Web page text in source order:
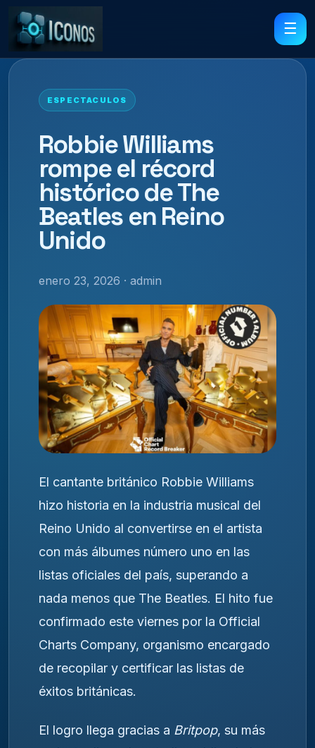
☰
ESPECTACULOS
Robbie Williams
rompe el récord
histórico de The
Beatles en Reino
Unido
enero 23, 2026 · admin
El cantante británico Robbie Williams
hizo historia en la industria musical del
Reino Unido al convertirse en el artista
con más álbumes número uno en las
listas oficiales del país, superando a
nada menos que The Beatles. El hito fue
confirmado este viernes por la Official
Charts Company, organismo encargado
de recopilar y certificar las listas de
éxitos británicas.
El logro llega gracias a Britpop, su más